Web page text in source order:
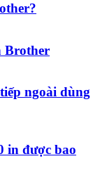
Brother
ngoài dùng
in được bao